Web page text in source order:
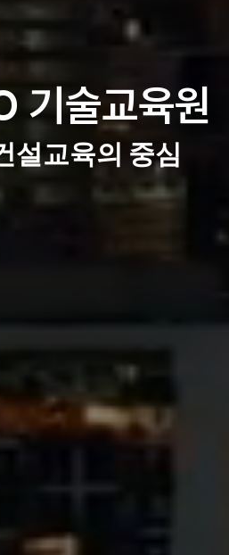
기술교육원
설교육의 중심